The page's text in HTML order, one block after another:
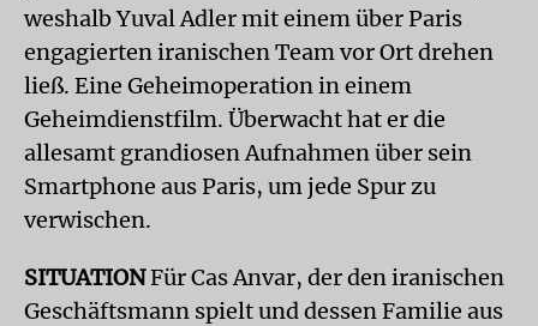
weshalb Yuval Adler mit einem über Paris
engagierten iranischen Team vor Ort drehen
ließ. Eine Geheimoperation in einem
Geheimdienstfilm. Überwacht hat er die
allesamt grandiosen Aufnahmen über sein
Smartphone aus Paris, um jede Spur zu
verwischen.
SITUATIONFür Cas Anvar, der den iranischen
Geschäftsmann spielt und dessen Familie aus